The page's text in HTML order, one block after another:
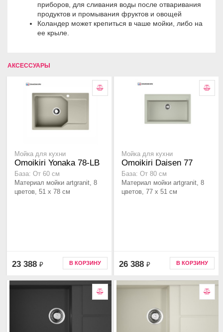
приборов, для сливания воды после отваривания
продуктов и промывания фруктов и овощей
Коландер может крепиться в чаше мойки, либо на
ее крыле.
АКСЕССУАРЫ
Мойка для кухни
Omoikiri Yonaka 78-LB
База: От 60 см
Материал мойки artgranit, 8
цветов, 51 x 78 см
23 388 ₽ В КОРЗИНУ
Мойка для кухни
Omoikiri Daisen 77
База: От 80 см
Материал мойки artgranit, 8
цветов, 77 x 51 см
26 388 ₽ В КОРЗИНУ